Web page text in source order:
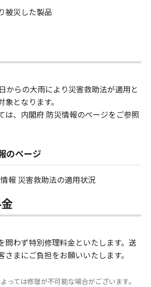
被災した製品
からの大雨により災害救助法が適用と
となります。
は、内閣府 防災情報のページをご参照
のページ
報 災害救助法の適用状況
問わず特別修理料金といたします。送
さまにご負担をお願いいたします。
っては修理が不可能な場合がございます。